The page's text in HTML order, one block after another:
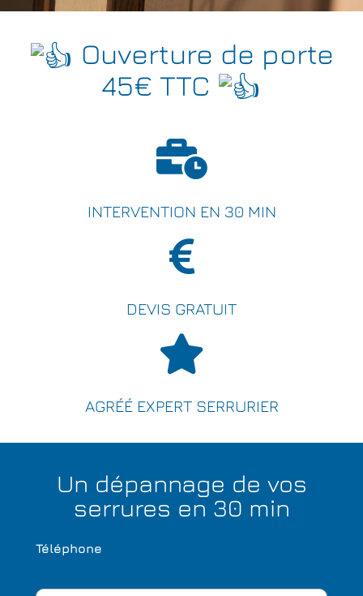
Ouverture de porte
45€ TTC
INTERVENTION EN 30 MIN
DEVIS GRATUIT
AGRÉÉ EXPERT SERRURIER
Un dépannage de vos
serrures en 30 min
Téléphone